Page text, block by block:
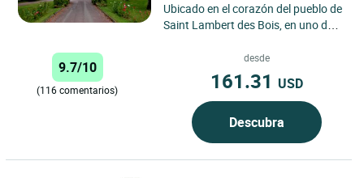
Ubicado en el corazón del pueblo de
Saint Lambert des Bois, en uno de
Natural del Alto...
9.7/10
(116 comentarios)
desde
161.31 USD
Descubra